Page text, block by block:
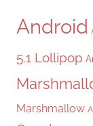
Android
5.1 Lollipop
Marshmallow